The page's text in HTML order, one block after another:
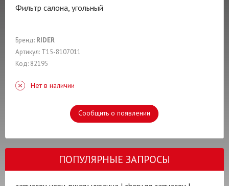
Фильтр салона, угольный
Бренд: RIDER
Артикул: T15-8107011
Код: 82195
Нет в наличии
Сообщить о появлении
ПОПУЛЯРНЫЕ ЗАПРОСЫ